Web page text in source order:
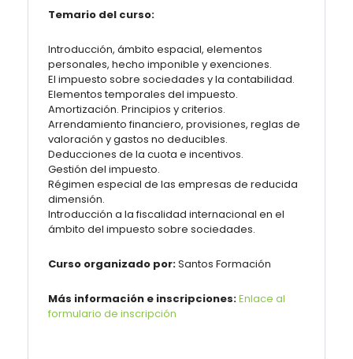
Temario del curso:
Introducción, ámbito espacial, elementos
personales, hecho imponible y exenciones.
El impuesto sobre sociedades y la contabilidad.
Elementos temporales del impuesto.
Amortización. Principios y criterios.
Arrendamiento financiero, provisiones, reglas de
valoración y gastos no deducibles.
Deducciones de la cuota e incentivos.
Gestión del impuesto.
Régimen especial de las empresas de reducida
dimensión.
Introducción a la fiscalidad internacional en el
ámbito del impuesto sobre sociedades.
Curso organizado por:Santos Formación
Más información e inscripciones:Enlace al
formulario de inscripción